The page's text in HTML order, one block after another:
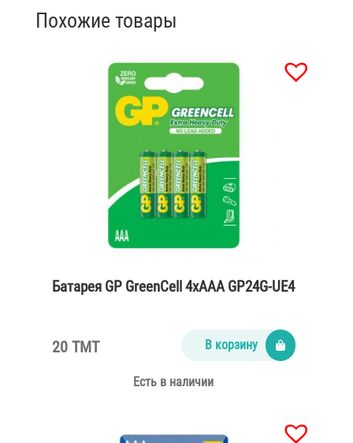
Похожие товары
Батарея GP GreenCell 4xAAA GP24G-UE4
20 TMT В корзину
Есть в наличии